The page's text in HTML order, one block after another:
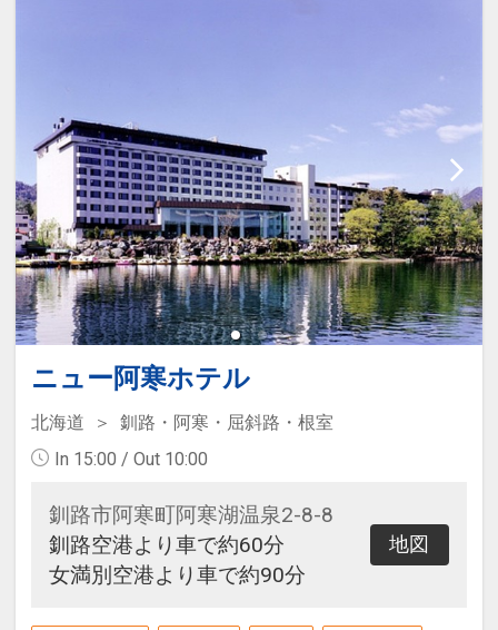
ニュー阿寒ホテル
北海道
釧路・阿寒・屈斜路・根室
In 15:00 / Out 10:00
釧路市阿寒町阿寒湖温泉2-8-8
釧路空港より車で約60分
女満別空港より車で約90分
地図